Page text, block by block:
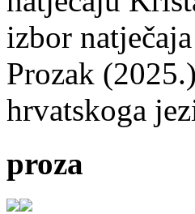
izbor
Prozak
hrvatskoga
proza